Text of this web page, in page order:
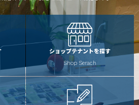
ショップテナントを探す
Shop Serach